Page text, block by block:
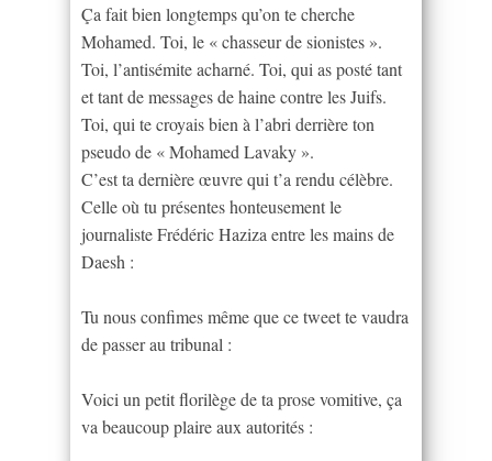
Ça fait bien longtemps qu’on te cherche
Mohamed. Toi, le « chasseur de sionistes ».
Toi, l’antisémite acharné. Toi, qui as posté tant
et tant de messages de haine contre les Juifs.
Toi, qui te croyais bien à l’abri derrière ton
pseudo de « Mohamed Lavaky ».
C’est ta dernière œuvre qui t’a rendu célèbre.
Celle où tu présentes honteusement le
journaliste Frédéric Haziza entre les mains de
Daesh :
Tu nous confimes même que ce tweet te vaudra
de passer au tribunal :
Voici un petit florilège de ta prose vomitive, ça
va beaucoup plaire aux autorités :